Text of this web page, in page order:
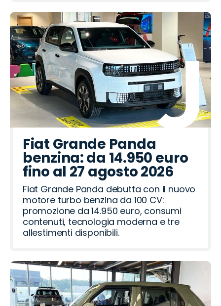
Fiat Grande Panda
benzina: da 14.950 euro
fino al 27 agosto 2026
Fiat Grande Panda debutta con il nuovo
motore turbo benzina da 100 CV:
promozione da 14.950 euro, consumi
contenuti, tecnologia moderna e tre
allestimenti disponibili.